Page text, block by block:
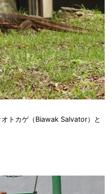
トカゲ（Biawak Salvator）と